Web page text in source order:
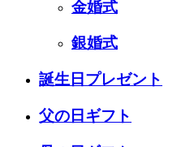
金婚式
銀婚式
誕生日プレゼント
父の日ギフト